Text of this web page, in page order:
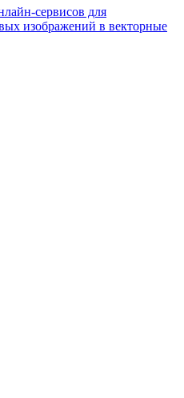
сервисов для
изображений в векторные